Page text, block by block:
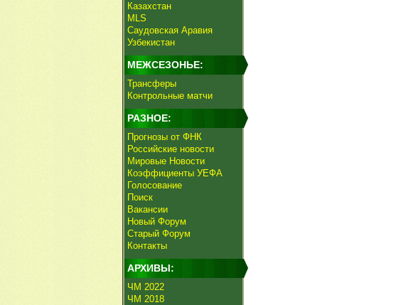
Казахстан
MLS
Саудовская Аравия
Узбекистан
МЕЖСЕЗОНЬЕ:
Трансферы
Контрольные матчи
РАЗНОЕ:
Прогнозы от ФНК
Российские новости
Мировые Новости
Коэффициенты УЕФА
Голосование
Поиск
Вакансии
Новый Форум
Старый Форум
Контакты
АРХИВЫ:
ЧМ 2022
ЧМ 2018